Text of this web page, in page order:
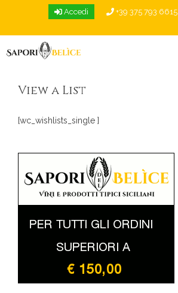
Accedi +39 375 793 6615
View a List
[wc_wishlists_single ]